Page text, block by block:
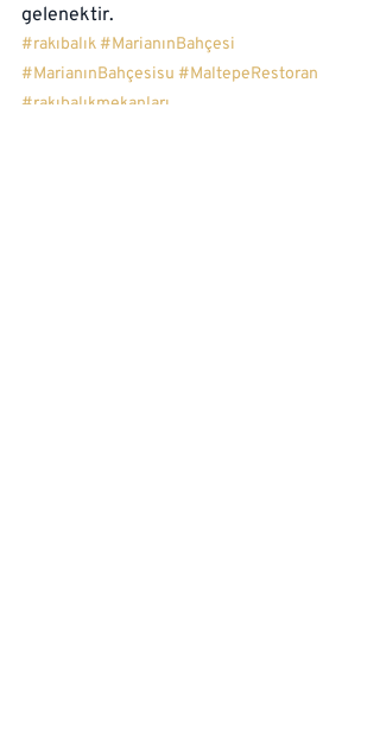
gelenektir.
#rakıbalık #MarianınBahçesi
#MarianınBahçesisu #MaltepeRestoran
#rakıbalıkmekanları